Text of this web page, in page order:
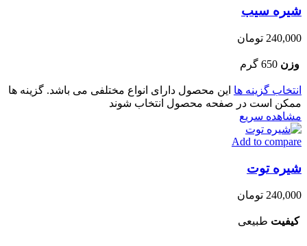
شیره سیب
240,000 تومان
وزن 650 گرم
انتخاب گزینه ها این محصول دارای انواع مختلفی می باشد. گزینه ها
ممکن است در صفحه محصول انتخاب شوند
مشاهده سریع
Add to compare
شیره توت
240,000 تومان
کیفیت طبیعی